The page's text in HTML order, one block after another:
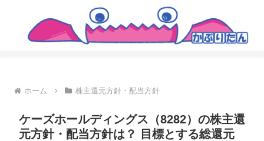
ホーム 株主還元方針・配当方針
ケーズホールディングス（8282）の株主還
元方針・配当方針は？ 目標とする総還元